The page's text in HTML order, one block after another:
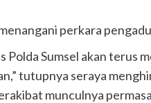
perkara
Polda Sumsel akan terus
tutupnya seraya
munculnya